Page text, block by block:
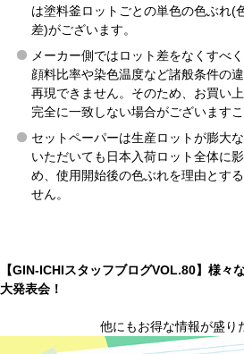
は塗料釜ロットごとの単色の色ぶれ(
差)がございます。
メーカー側ではロット差をなくすべ
顔料比率や染色温度など諸般条件の
再現できません。そのため、お買い
完全に一致しない場合がございます
セットペーパーは生産ロットが膨大
いただいても日本入荷ロット全体に
め、使用開始後の色ぶれを理由とす
せん。
【GIN-ICHIスタッフブログVOL.80】様々
大発表会！
他にもお得な情報が盛り